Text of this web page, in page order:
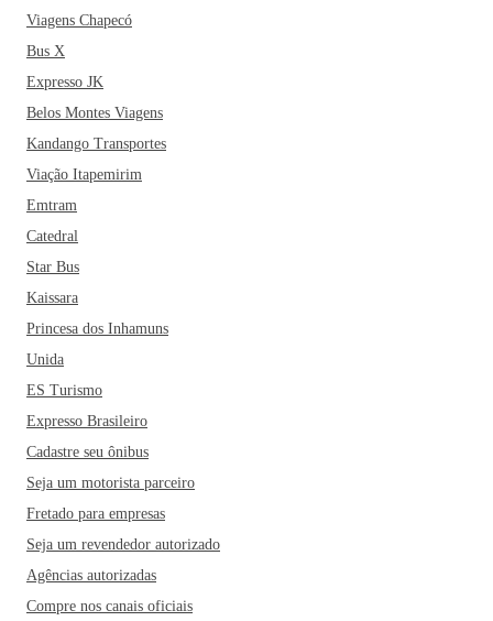
Viagens Chapecó
Bus X
Expresso JK
Belos Montes Viagens
Kandango Transportes
Viação Itapemirim
Emtram
Catedral
Star Bus
Kaissara
Princesa dos Inhamuns
Unida
ES Turismo
Expresso Brasileiro
Cadastre seu ônibus
Seja um motorista parceiro
Fretado para empresas
Seja um revendedor autorizado
Agências autorizadas
Compre nos canais oficiais